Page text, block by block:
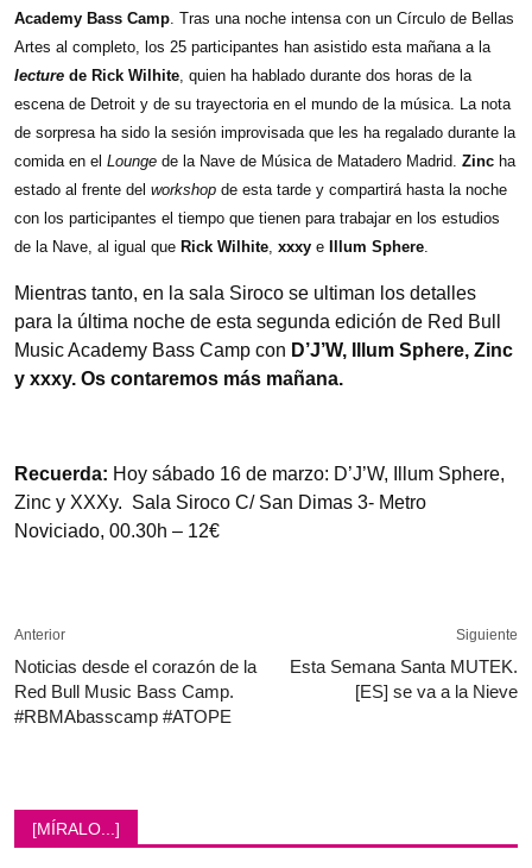
Academy Bass Camp . Tras una noche intensa con un Círculo de Bellas
Artes al completo, los 25 participantes han asistido esta mañana a la
lecture de Rick Wilhite quien ha hablado durante dos horas de la
escena de Detroit y de su trayectoria en el mundo de la música. La nota
de sorpresa ha sido la sesión improvisada que les ha regalado durante la
comida en el Lounge de la Nave de Música de Matadero Madrid. Zinc ha
estado al frente del workshop de esta tarde y compartirá hasta la noche
con los participantes el tiempo que tienen para trabajar en los estudios
de la Nave, al igual que Rick Wilhite xxxy e Illum Sphere
Mientras tanto, en la sala Siroco se ultiman los detalles
para la última noche de esta segunda edición de Red Bull
Music Academy Bass Camp con D’J’W, Illum Sphere, Zinc
y xxxy. Os contaremos más mañana.
Recuerda: Hoy sábado 16 de marzo: D’J’W, Illum Sphere,
Zinc y XXXy. Sala Siroco C/ San Dimas 3- Metro
Noviciado, 00.30h – 12€
Anterior
Noticias desde el corazón de la
Red Bull Music Bass Camp.
#RBMAbasscamp #ATOPE
Siguiente
Esta Semana Santa MUTEK.
[ES] se va a la Nieve
[MÍRALO...]